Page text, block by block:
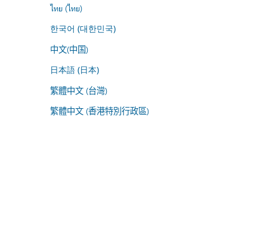
ไทย (ไทย)
한국어 (대한민국)
中文(中国)
日本語 (日本)
繁體中文 (台灣)
繁體中文 (香港特別行政區)